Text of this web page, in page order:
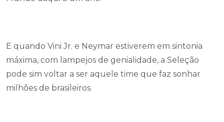
E quando Vini Jr. e Neymar estiverem em sintonia
máxima, com lampejos de genialidade, a Seleção
pode sim voltar a ser aquele time que faz sonhar
milhões de brasileiros.